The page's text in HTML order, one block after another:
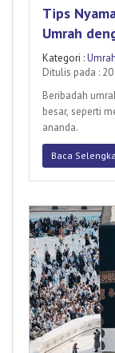
Tips
Umrah
Kategori :Umrah
Ditulis pada :
Beribadah
besar, seperti
ananda.
Baca